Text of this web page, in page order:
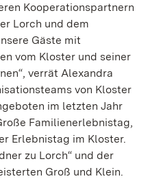
Kooperationspartnern
Lorch und dem
Gäste mit
vom Kloster und seiner
verrät Alexandra
von Kloster
im letzten Jahr
Familienerlebnistag,
Erlebnistag im Kloster.
zu Lorch“ und der
Groß und Klein.